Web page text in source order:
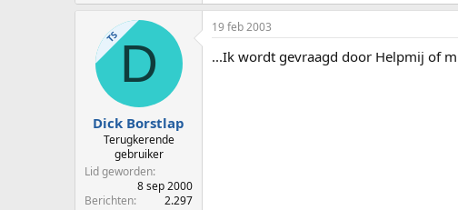
TSD
Dick Borstlap
Terugkerende
gebruiker
Lid geworden
8 sep 2000
Berichten
2.297
19 feb 2003
...Ik wordt gevraagd door Helpmij of